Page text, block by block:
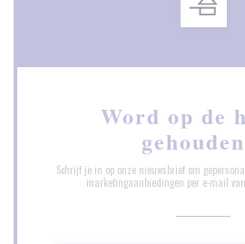
Word op de
gehouden
Schrijf je in op onze nieuwsbrief om
marketingaanbiedingen per e-mail